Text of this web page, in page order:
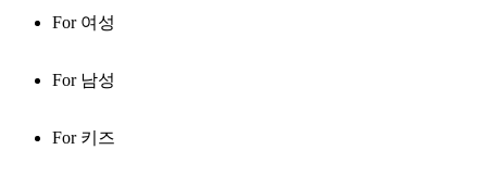
For 여성
For 남성
For 키즈